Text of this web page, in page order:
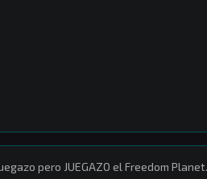
pero JUEGAZO el Freedom Planet.